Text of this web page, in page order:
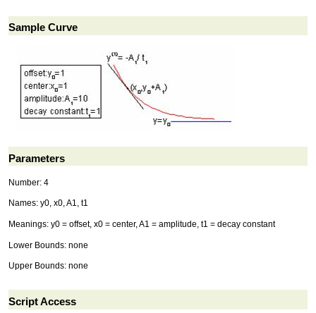
Sample Curve
Parameters
Number: 4
Names: y0, x0, A1, t1
Meanings: y0 = offset, x0 = center, A1 = amplitude, t1 = decay constant
Lower Bounds: none
Upper Bounds: none
Script Access